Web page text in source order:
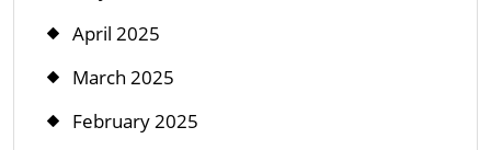
April 2025
March 2025
February 2025